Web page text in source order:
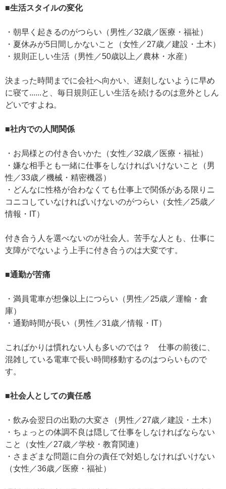
■生活スタイルの変化
・朝早く起きるのがつらい（男性／32歳／医療・福祉）
・夏休みが5日間しかないこと（女性／27歳／建設・土木）
・規則正しい生活（男性／50歳以上／農林・水産）
決まった時間までに会社へ向かい、遅刻しないように早め
に寝て......と、毎日規則正しい生活を続けるのは意外としん
どいですよね。
■社内での人間関係
・お局様との付き合いかた（女性／32歳／医療・福祉）
・嫌な相手とも一緒に仕事をしなければいけないこと（男
性／33歳／機械・精密機器）
・どんなに性格が合わなくても仕事上で関係がある限りニ
コニコしていなければいけないのがつらい（女性／25歳／
情報・IT）
付き合う人を選べないのが社会人。苦手な人とも、仕事に
支障がでないよう上手に付き合うのは大変です。
■通勤が苦痛
・満員電車が想像以上につらい（男性／25歳／運輸・倉
庫）
・通勤時間が長い（男性／31歳／情報・IT）
こればかりは慣れない人も多いのでは？ 仕事の前後に、
混雑している電車で長い時間移動するのはつらいもので
す。
■社会人としての責任感
・飲み会翌日の出勤の大変さ（男性／27歳／建設・土木）
・ちょっとの体調不良は隠して仕事をしなければならない
こと（女性／27歳／学校・教育関連）
・さまざまな問題に自分の責任で対処しなければいけない
（女性／36歳／医療・福祉）